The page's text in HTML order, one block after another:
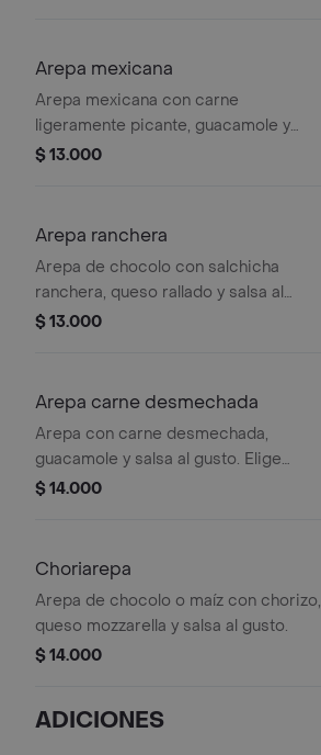
Arepa mexicana
Arepa mexicana con carne
ligeramente picante, guacamole y
salsa al gusto.
$ 13.000
Arepa ranchera
Arepa de chocolo con salchicha
ranchera, queso rallado y salsa al
gusto.
$ 13.000
Arepa carne desmechada
Arepa con carne desmechada,
guacamole y salsa al gusto. Elige
entre arepa de chocolo o maíz.
$ 14.000
Choriarepa
Arepa de chocolo o maíz con chorizo,
queso mozzarella y salsa al gusto.
$ 14.000
ADICIONES